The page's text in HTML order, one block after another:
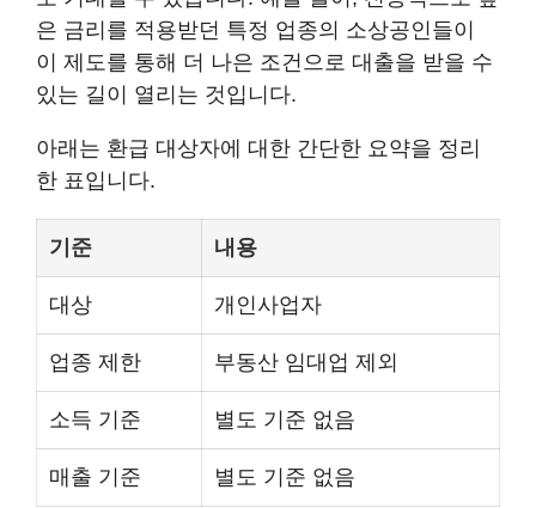
은 금리를 적용받던 특정 업종의 소상공인들이
이 제도를 통해 더 나은 조건으로 대출을 받을 수
있는 길이 열리는 것입니다.
아래는 환급 대상자에 대한 간단한 요약을 정리
한 표입니다.
기준 내용
대상 개인사업자
업종 제한 부동산 임대업 제외
소득 기준 별도 기준 없음
매출 기준 별도 기준 없음